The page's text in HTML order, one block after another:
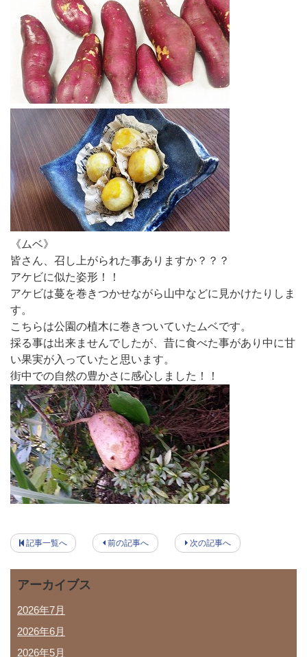
《ムベ》
皆さん、召し上がられた事ありますか？？？
アケビに似た姿形！！
アケビは蔓を巻きつかせながら山中などに見かけたりしま
す。
こちらは公園の植木に巻きついていたムベです。
採る事は出来ませんでしたが、昔に食べた事があり中に甘
い果実が入っていたと思います。
街中での自然の豊かさに感心しました！！
記事一覧へ 前の記事へ 次の記事へ
アーカイブス
2026年7月
2026年6月
2026年5月